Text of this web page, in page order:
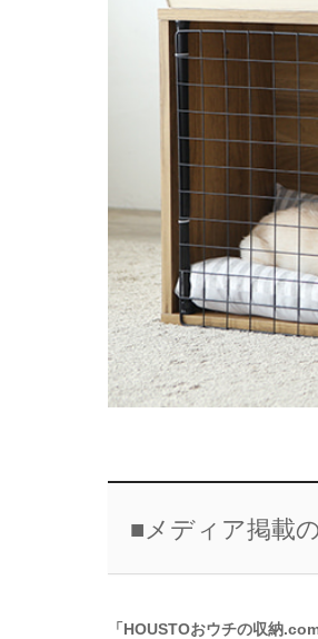
■メディア掲載
「HOUSTOおウチの収納.com